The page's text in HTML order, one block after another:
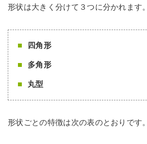
形状は大きく分けて３つに分かれます。
四角形
多角形
丸型
形状ごとの特徴は次の表のとおりです。